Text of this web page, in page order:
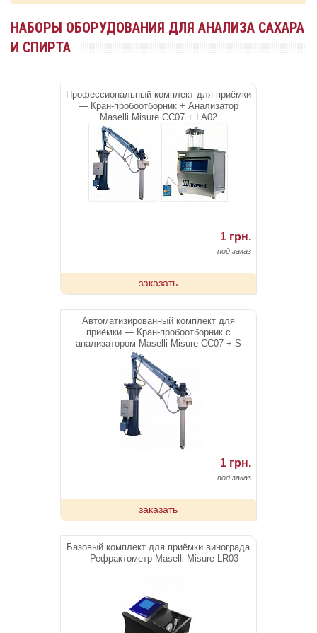
НАБОРЫ ОБОРУДОВАНИЯ ДЛЯ АНАЛИЗА САХАРА
И СПИРТА
Профессиональный комплект для приёмки
— Кран-пробоотборник + Анализатор
Maselli Misure CC07 + LA02
1 грн.
под заказ
заказать
Автоматизированный комплект для
приёмки — Кран-пробоотборник с
анализатором Maselli Misure CC07 + S
1 грн.
под заказ
заказать
Базовый комплект для приёмки винограда
— Рефрактометр Maselli Misure LR03